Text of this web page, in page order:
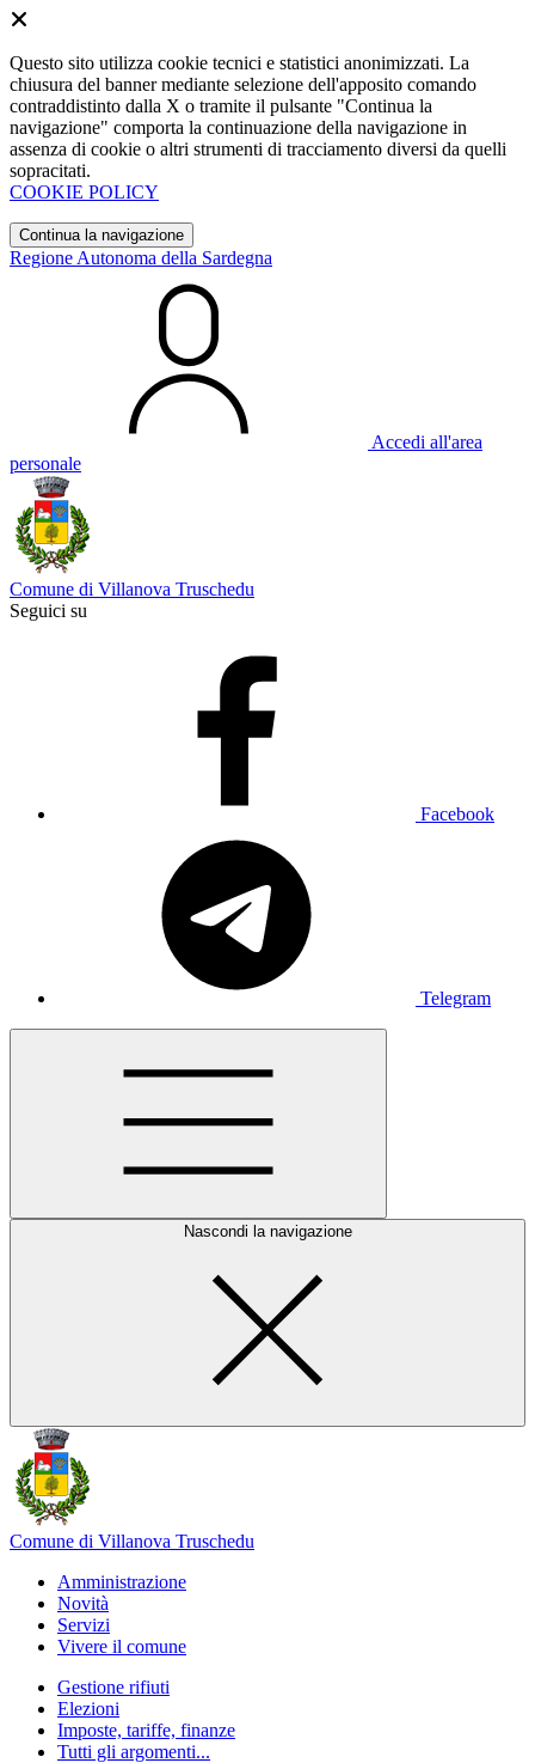
Questo sito utilizza cookie tecnici e statistici anonimizzati. La
chiusura del banner mediante selezione dell'apposito comando
contraddistinto dalla X o tramite il pulsante "Continua la
navigazione" comporta la continuazione della navigazione in
assenza di cookie o altri strumenti di tracciamento diversi da quelli
sopracitati.
COOKIE POLICY
Continua la navigazione
Regione Autonoma della Sardegna
Accedi all'area
personale
Comune di Villanova Truschedu
Seguici su
Facebook
Telegram
Nascondi la navigazione
Comune di Villanova Truschedu
Amministrazione
Novità
Servizi
Vivere il comune
Gestione rifiuti
Elezioni
Imposte, tariffe, finanze
Tutti gli argomenti...